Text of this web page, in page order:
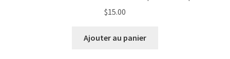
$15.00
Ajouter au panier